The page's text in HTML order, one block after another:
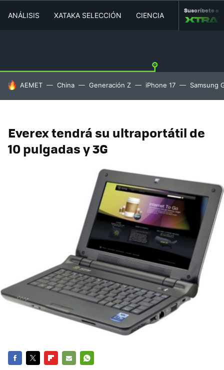
ANÁLISIS XATAKA SELECCIÓN CIENCIA MOVILIDAD
Suscríbete a
HOY SE HABLA DE
AEMET China Generación Z iPhone 17 Samsung
Everex tendrá su ultraportátil de
10 pulgadas y 3G